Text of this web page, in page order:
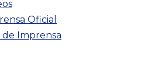
Oficial
de Imprensa